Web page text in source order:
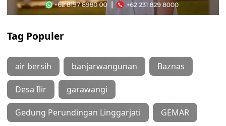
Tag Populer
air bersih banjarwangunan Baznas
Desa Ilir garawangi
Gedung Perundingan Linggarjati GEMAR